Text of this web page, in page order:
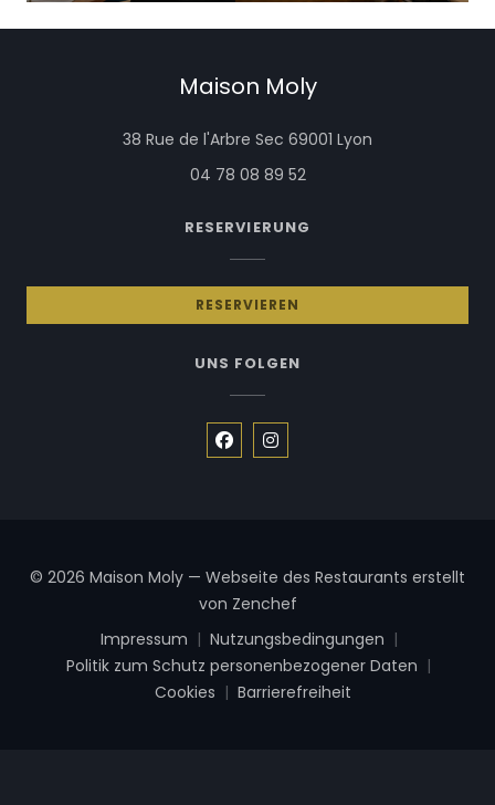
Maison Moly
38 Rue de l'Arbre Sec 69001 Lyon
04 78 08 89 52
RESERVIERUNG
RESERVIEREN
UNS FOLGEN
Facebook ((öffnet ein neues
Instagram ((öffnet ein
© 2026 Maison Moly — Webseite des Restaurants erstellt
von Zenchef((öffnet ein neues
Impressum
((öffnet ein neues Fenster))
Nutzungsbedingungen
((öffnet ein neues
Politik zum Schutz personenbezogener Daten
((öffnet ein neues Fenster))
Cookies
((öffnet ein neues Fenster))
Barrierefreiheit
((öffnet ein neues